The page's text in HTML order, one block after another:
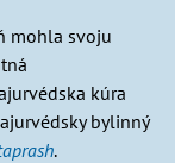
mohla svoju
kúra
bylinný
.